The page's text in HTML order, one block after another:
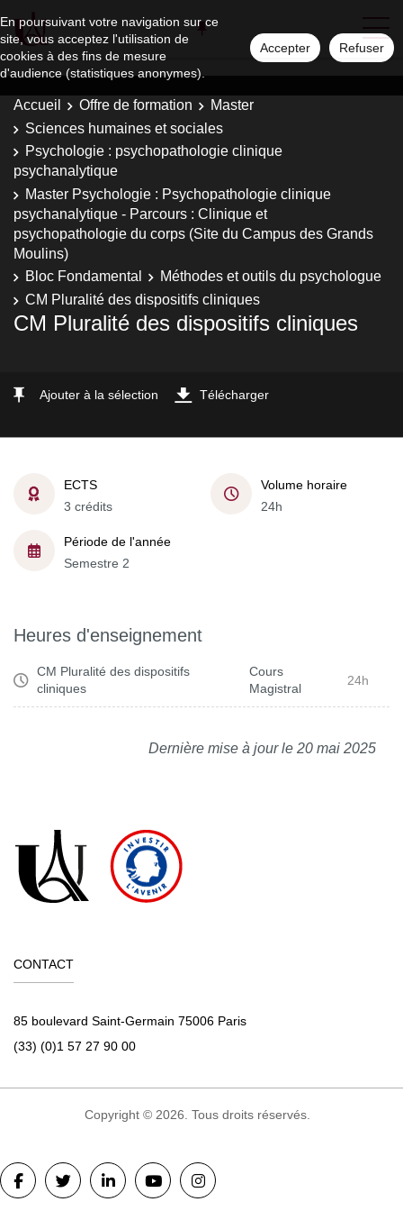
En poursuivant votre navigation sur ce
site, vous acceptez l'utilisation de
cookies à des fins de mesure
d'audience (statistiques anonymes).
Accepter Refuser
Accueil Offre de formation
Master
Sciences humaines et sociales
Psychologie : psychopathologie clinique
psychanalytique
Master Psychologie : Psychopathologie clinique
psychanalytique - Parcours : Clinique et
psychopathologie du corps (Site du Campus des Grands
Moulins)
Bloc Fondamental
Méthodes et outils du psychologue
CM Pluralité des dispositifs cliniques
CM Pluralité des dispositifs cliniques
Ajouter à la sélection Télécharger
ECTS
3 crédits
Volume horaire
24h
Période de l'année
Semestre 2
Heures d'enseignement
CM Pluralité des dispositifs
cliniques
Cours
Magistral
24h
Dernière mise à jour le 20 mai 2025
CONTACT
85 boulevard Saint-Germain 75006 Paris
(33) (0)1 57 27 90 00
Copyright © 2026. Tous droits réservés.